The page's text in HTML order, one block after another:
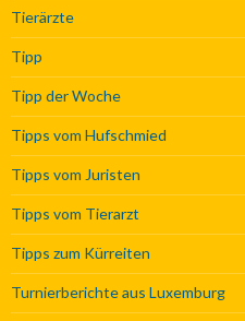
Tierärzte
Tipp
Tipp der Woche
Tipps vom Hufschmied
Tipps vom Juristen
Tipps vom Tierarzt
Tipps zum Kürreiten
Turnierberichte aus Luxemburg